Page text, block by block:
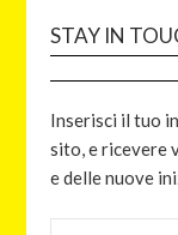
STAY IN
Inserisci il tuo
sito, e ricevere
e delle nuove